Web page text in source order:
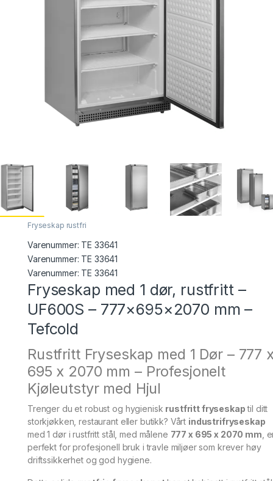
Fryseskap rustfri
Varenummer: TE 33641
Varenummer: TE 33641
Varenummer: TE 33641
Fryseskap med 1 dør, rustfritt –
UF600S – 777×695×2070 mm –
Tefcold
Rustfritt Fryseskap med 1 Dør – 777
695 x 2070 mm – Profesjonelt
Kjøleutstyr med Hjul
Trenger du et robust og hygienisk rustfritt fryseskaptil ditt
storkjøkken, restaurant eller butikk? Vårt industrifryseskap
med 1 dør i rustfritt stål, med målene 777 x 695 x 2070 mm ,
perfekt for profesjonell bruk i travle miljøer som krever høy
driftssikkerhet og god hygiene.